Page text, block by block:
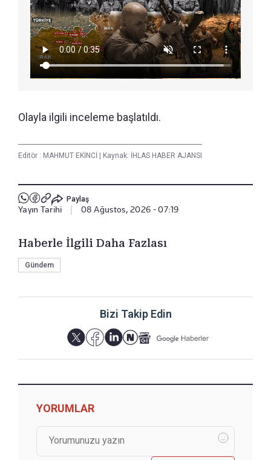
Olayla ilgili inceleme başlatıldı.
Editör : MAHMUT EKİNCİ Kaynak: İHLAS HABER AJANSI
Paylaş
Yayın Tarihi 08 Ağustos, 2026 - 07:19
Haberle İlgili Daha Fazlası
Gündem
Bizi Takip Edin
YORUMLAR